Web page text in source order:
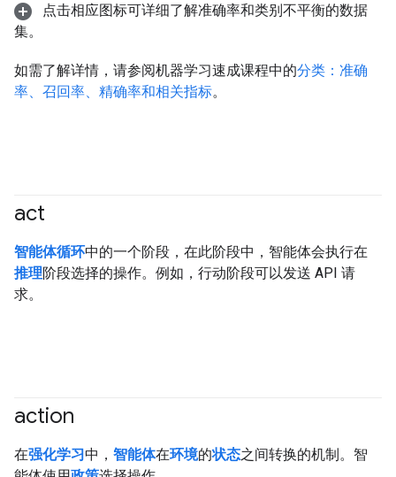
点击相应图标可详细了解准确率和类别不平衡的数据
集。
如需了解详情，请参阅机器学习速成课程中的分类：准确
率、召回率、精确率和相关指标。
act
智能体循环中的一个阶段，在此阶段中，智能体会执行在
推理阶段选择的操作。例如，行动阶段可以发送 API 请
求。
action
在强化学习中， 智能体在环境的状态之间转换的机制。智